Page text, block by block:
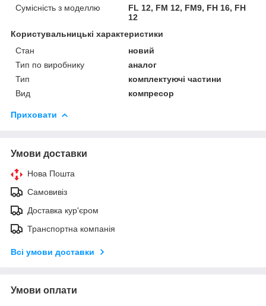
Сумісність з моделлю
FL 12, FM 12, FM9, FH 16, FH
12
Користувальницькі характеристики
Стан
новий
Тип по виробнику
аналог
Тип
комплектуючі частини
Вид
компресор
Приховати
Умови доставки
Нова Пошта
Самовивіз
Доставка кур'єром
Транспортна компанія
Всі умови доставки
Умови оплати